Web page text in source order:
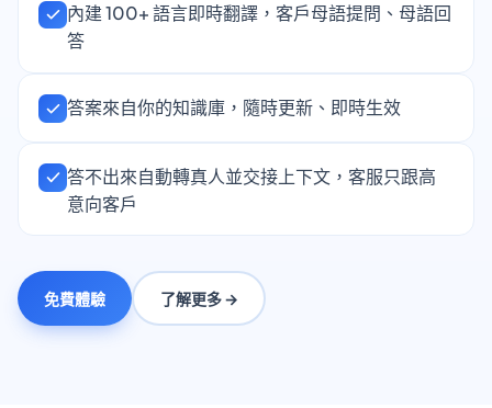
內建 100+ 語言即時翻譯，客戶母語提問、母語回
答
答案來自你的知識庫，隨時更新、即時生效
答不出來自動轉真人並交接上下文，客服只跟高
意向客戶
免費體驗 了解更多 →